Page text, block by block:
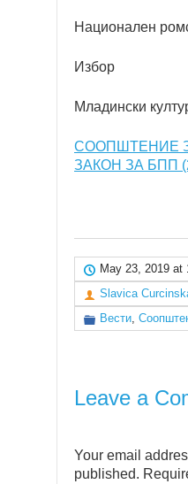
Национален
Избор
Младински
СООПШТЕНИЕ
ЗАКОН ЗА БПП
May 23, 2019 at
Slavica
Вести,
Leave a
Your email
published.